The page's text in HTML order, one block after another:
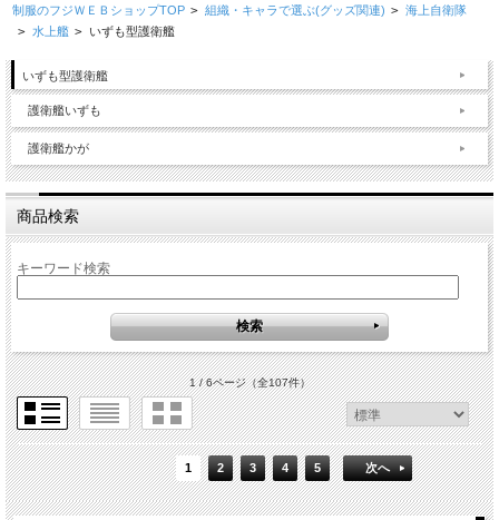
制服のフジＷＥＢショップTOP > 組織・キャラで選ぶ(グッズ関連) > 海上自衛隊
> 水上艦 > いずも型護衛艦
いずも型護衛艦
護衛艦いずも
護衛艦かが
商品検索
キーワード検索
1 / 6ページ（全107件）
1 2 3 4 5 次へ